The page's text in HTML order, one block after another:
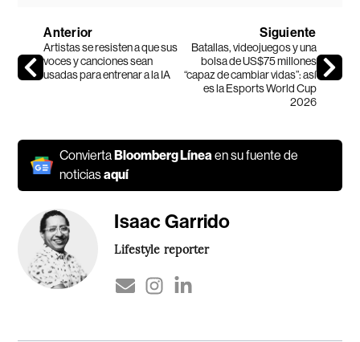
Anterior
Artistas se resisten a que sus
voces y canciones sean
usadas para entrenar a la IA
Siguiente
Batallas, videojuegos y una
bolsa de US$75 millones
“capaz de cambiar vidas”: así
es la Esports World Cup
2026
ConviertaBloomberg Líneaen su fuente de
noticiasaquí
Isaac Garrido
Lifestyle reporter